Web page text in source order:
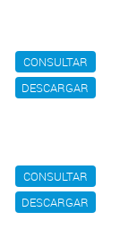
CONSULTAR
DESCARGAR
CONSULTAR
DESCARGAR